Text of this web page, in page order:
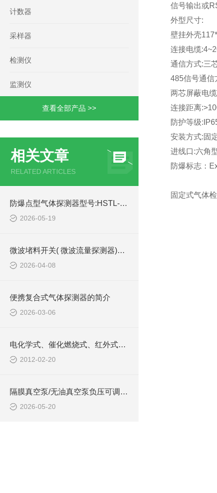
计数器
采样器
检测仪
监测仪
查看全部产品 >>
相关文章
RELATED ARTICLES
防爆点型气体探测器型号:HSTL-Q100的详细介绍
2026-05-19
微波堵料开关( 微波流量探测器)型号:TK13-HFJ120的技术简介
2026-04-08
便携复合式气体探测器的简介
2026-03-06
电化学式、催化燃烧式、红外式气体探测器原理
2012-02-20
隔膜真空泵/无油真空泵负压可调型型号:ZXFYKT-40的技术介绍
2026-05-20
信号输出或
外型尺寸:
壁挂外壳
连接电缆
通信方式:三
485信号通信
两芯屏蔽电
连接距离
防护等级
安装方式:固
进线口:六角
防爆标志：
固定式气体